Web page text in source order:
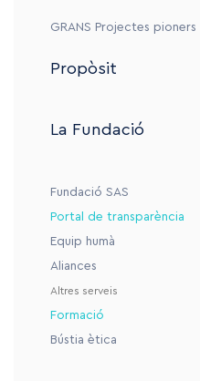
GRANS Projectes pioners
Propòsit
La Fundació
Fundació SAS
Portal de transparència
Equip humà
Aliances
Altres serveis
Formació
Bústia ètica